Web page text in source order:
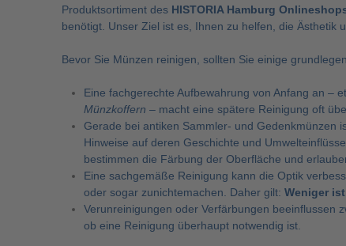
Produktsortiment des HISTORIA Hamburg
benötigt. Unser Ziel ist es, Ihnen zu helfen, die Ästhetik
Bevor Sie Münzen reinigen, sollten Sie einige
Eine fachgerechte Aufbewahrung von Anfang an –
Münzkoffern – macht eine spätere Reinigung oft
Gerade bei antiken Sammler- und Gedenkmünzen
Hinweise auf deren Geschichte und
bestimmen die Färbung der Oberfläche und
Eine sachgemäße Reinigung kann die Optik
oder sogar zunichtemachen. Daher gilt: Weniger
Verunreinigungen oder Verfärbungen beeinflussen
ob eine Reinigung überhaupt notwendig ist.